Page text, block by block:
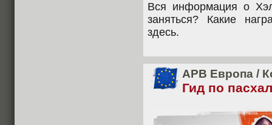
Вся информация о
заняться? Какие
здесь.
APB Европа /
Гид по